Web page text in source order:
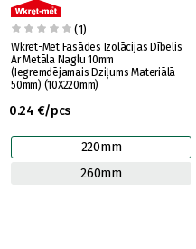
(1)
Wkret-Met Fasādes Izolācijas Dībelis
Ar Metāla Naglu 10mm
(Iegremdējamais Dziļums Materiālā
50mm) (10X220mm)
0.24 €/pcs
220mm
260mm